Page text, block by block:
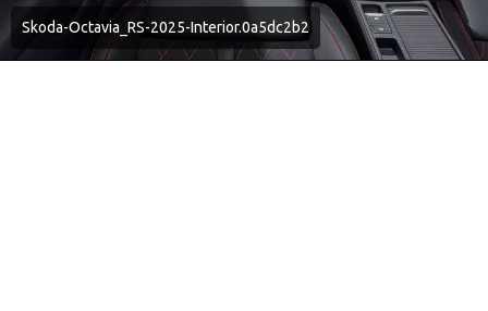
Skoda-Octavia_RS-2025-Interior.0a5dc2b2